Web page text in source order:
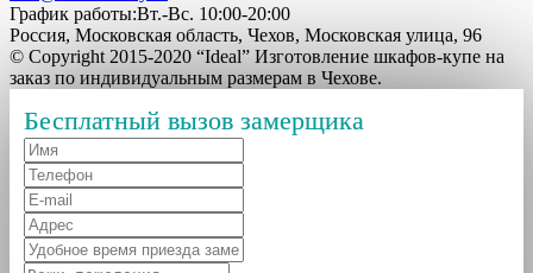
График работы:Вт.-Вс. 10:00-20:00
Россия, Московская область, Чехов, Московская улица, 96
© Copyright 2015-2020 “Ideal” Изготовление шкафов-купе на
заказ по индивидуальным размерам в Чехове.
Бесплатный вызов замерщика